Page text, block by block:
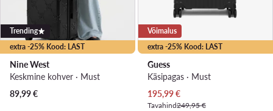
extra -25% Kood: LAST
Trending
Nine West
Keskmine kohver · Must
89,99€
extra -25% Kood: LAST
Võimalus
Guess
Käsipagas · Must
Praegune hind
195,99€
Tavahind249,95 €